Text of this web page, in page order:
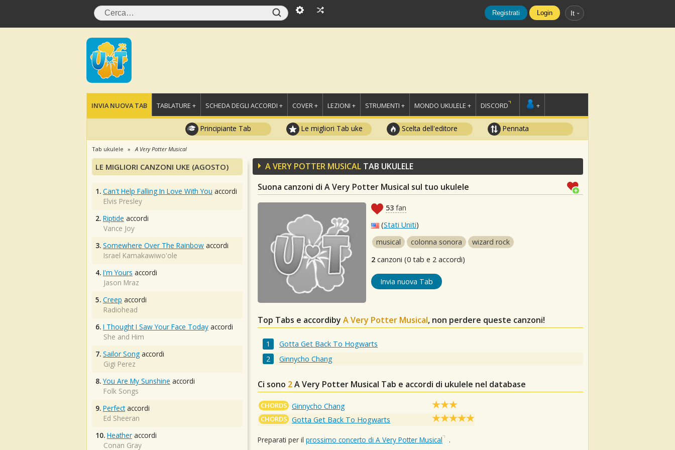
Registrati Login It
INVIA NUOVA TAB TABLATURE + SCHEDA DEGLI ACCORDI + COVER + LEZIONI + STRUMENTI + MONDO UKULELE + DISCORD +
Principiante Tab Le migliori Tab uke Scelta dell'editore Pennata
Tab ukulele A Very Potter Musical
A VERY POTTER MUSICAL TAB UKULELE
Suona canzoni di A Very Potter Musical sul tuo ukulele
53 fan
(Stati Uniti)
musical
colonna sonora
wizard rock
2 canzoni (0 tab e 2 accordi)
Invia nuova Tab
Top Tabs e accordiby A Very Potter Musical, non perdere queste canzoni!
Gotta Get Back To Hogwarts
Ginnycho Chang
Ci sono 2A Very Potter Musical Tab e accordi di ukulele nel database
CHORDS Ginnycho Chang
CHORDS Gotta Get Back To Hogwarts
Preparati per il prossimo concerto di A Very Potter Musical .
LE MIGLIORI CANZONI UKE (AGOSTO)
1. Can't Help Falling In Love With You accordi
Elvis Presley
2. Riptide accordi
Vance Joy
3. Somewhere Over The Rainbow accordi
Israel Kamakawiwo'ole
4. I'm Yours accordi
Jason Mraz
5. Creep accordi
Radiohead
6. I Thought I Saw Your Face Today accordi
She and Him
7. Sailor Song accordi
Gigi Perez
8. You Are My Sunshine accordi
Folk Songs
9. Perfectaccordi
Ed Sheeran
10. Heather accordi
Conan Gray